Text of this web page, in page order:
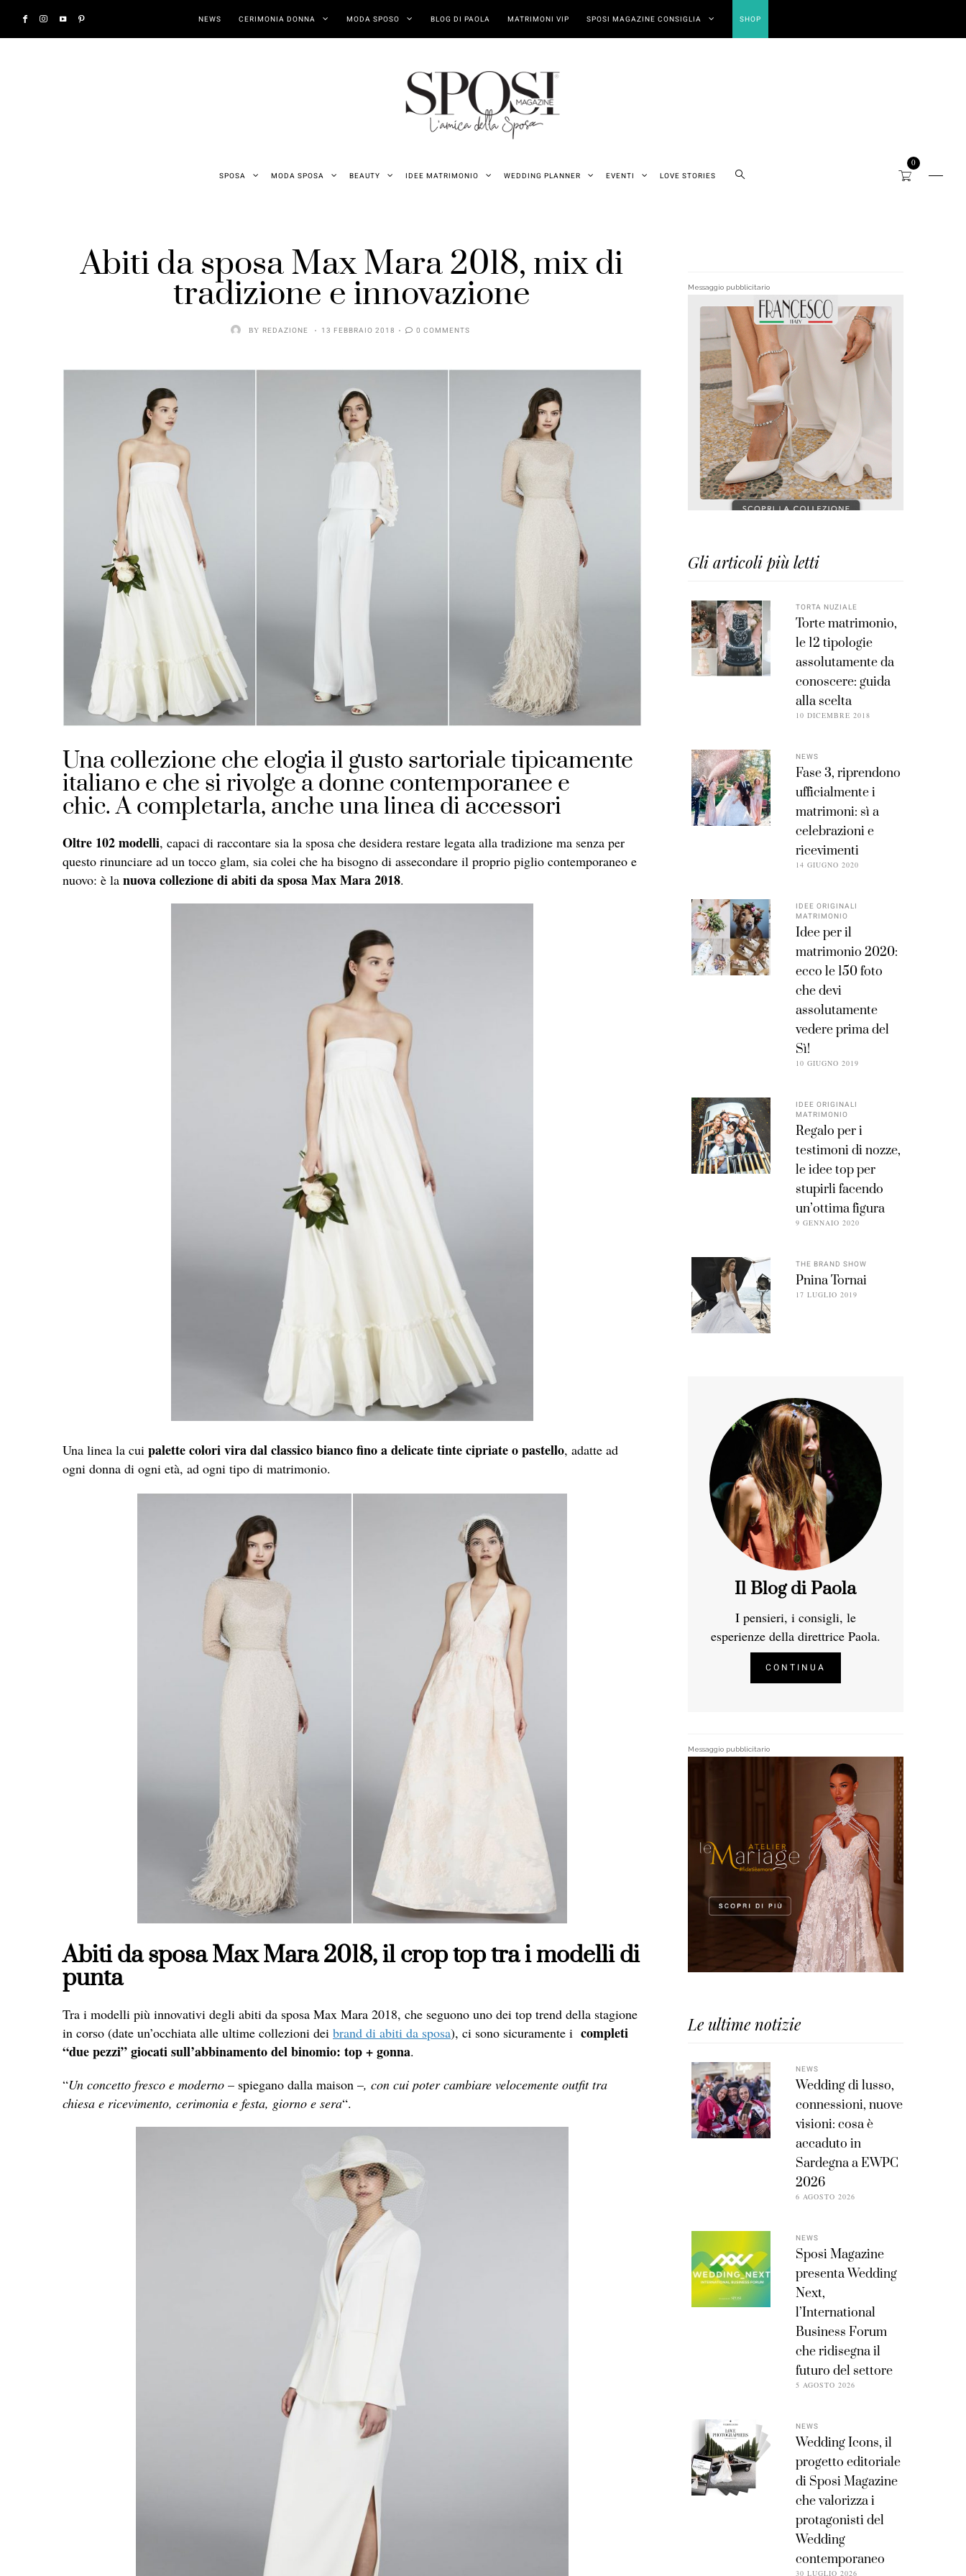
NEWS CERIMONIA DONNA MODA SPOSO BLOG DI PAOLA MATRIMONI VIP SPOSI MAGAZINE CONSIGLIA SHOP
SPOSA MODA SPOSA BEAUTY IDEE MATRIMONIO WEDDING PLANNER EVENTI LOVE STORIES
0
Abiti da sposa Max Mara 2018, mix di
tradizione e innovazione
BY REDAZIONE 13 FEBBRAIO 2018 0 COMMENTS
Una collezione che elogia il gusto sartoriale tipicamente
italiano e che si rivolge a donne contemporanee e
chic. A completarla, anche una linea di accessori
Oltre 102 modelli, capaci di raccontare sia la sposa che desidera restare legata alla tradizione ma senza per
questo rinunciare ad un tocco glam, sia colei che ha bisogno di assecondare il proprio piglio contemporaneo e
nuovo: è la nuova collezione diabiti da sposaMax Mara2018.
Una linea la cui palette colori vira dal classico bianco fino a delicate tinte cipriate o pastello, adatte ad
ogni donna di ogni età, ad ogni tipo di matrimonio.
Abiti da sposa Max Mara 2018, il crop top tra i modelli di
punta
Tra i modelli più innovativi degli abiti da sposa Max Mara 2018, che seguono uno dei top trend della stagione
in corso (date un’occhiata alle ultime collezioni dei brand di abiti da sposa), ci sono sicuramente i completi
“due pezzi” giocati sull’abbinamento del binomio: top + gonna.
“Un concetto fresco e moderno – spiegano dalla maison –, con cui poter cambiare velocemente outfit tra
chiesa e ricevimento, cerimonia e festa, giorno e sera“.
Messaggio pubblicitario
Gli articoli più letti
TORTA NUZIALE
Torte matrimonio,
le 12 tipologie
assolutamente da
conoscere: guida
alla scelta
10 DICEMBRE 2018
NEWS
Fase 3, riprendono
ufficialmente i
matrimoni: sì a
celebrazioni e
ricevimenti
14 GIUGNO 2020
IDEE ORIGINALI
MATRIMONIO
Idee per il
matrimonio 2020:
ecco le 150 foto
che devi
assolutamente
vedere prima del
Sì!
10 GIUGNO 2019
IDEE ORIGINALI
MATRIMONIO
Regalo per i
testimoni di nozze,
le idee top per
stupirli facendo
un’ottima figura
9 GENNAIO 2020
THE BRAND SHOW
Pnina Tornai
17 LUGLIO 2019
Il Blog di Paola
I pensieri, i consigli, le
esperienze della direttrice Paola.
CONTINUA
Messaggio pubblicitario
Le ultime notizie
NEWS
Wedding di lusso,
connessioni, nuove
visioni: cosa è
accaduto in
Sardegna a EWPC
2026
6 AGOSTO 2026
NEWS
Sposi Magazine
presenta Wedding
Next,
l’International
Business Forum
che ridisegna il
futuro del settore
5 AGOSTO 2026
NEWS
Wedding Icons, il
progetto editoriale
di Sposi Magazine
che valorizza i
protagonisti del
Wedding
contemporaneo
30 LUGLIO 2026